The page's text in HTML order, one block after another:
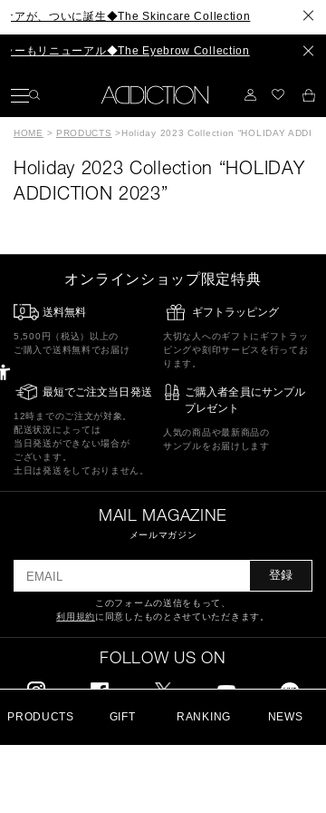
アが、ついに誕生◆The Skincare Collection
ーもリニューアル◆The Eyebrow Collection
HOME > PRODUCTS >Holiday 2023 Collection “HOLIDAY
Holiday 2023 Collection “HOLIDAY
ADDICTION 2023”
PRODUCTS GIFT RANKING NEWS
オンラインショップ限定特典
送料無料
5,500円（税込）以上の
ご購入で送料無料でお届け
ギフトラッピング
大切な人へのギフトにギフトラッ
ピングや刻印サービスを行ってお
ります。
最短でご注文当日発送
12時までのご注文が対象。
配送状況によっては
当日発送ができない場合が
ございます。
土日は発送をしておりません。
ご購入者全員にサンプル
プレゼント
人気の商品や最新商品の
サンプルをお届けします
MAIL MAGAZINE
メールマガジン
登録
このフォームの送信をもって、
利用規約に同意したものとさせていただきます。
FOLLOW US ON